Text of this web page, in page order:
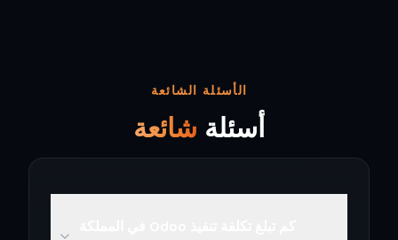
الأسئلة الشائعة
أسئلة شائعة